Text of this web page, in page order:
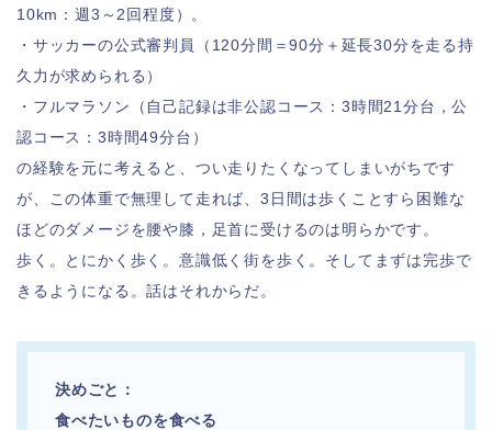
10km：週3～2回程度）。
・サッカーの公式審判員（120分間＝90分＋延長30分を走る持
久力が求められる）
・フルマラソン（自己記録は非公認コース：3時間21分台，公
認コース：3時間49分台）
の経験を元に考えると、つい走りたくなってしまいがちです
が、この体重で無理して走れば、3日間は歩くことすら困難な
ほどのダメージを腰や膝，足首に受けるのは明らかです。
歩く。とにかく歩く。意識低く街を歩く。そしてまずは完歩で
きるようになる。話はそれからだ。
決めごと：
食べたいものを食べる